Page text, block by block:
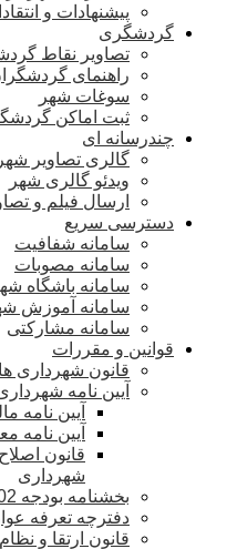
پیشنهادات و
گردشگری
تصاویر نقاط
راهنمای
سوغات شهر
ثبت اماکن
چندرسانه ای
گالری تصاویر شهر
ویدئو گالری شهر
ارسال فیلم و
دسترسی سریع
سامانه شفافیت
سامانه مصوبات
سامانه باشگاه
سامانه آموزش
سامانه مشارکتی
قوانین و مقررات
قانون شهرداری ها
آیین نامه
آیین نامه
آیین نامه
قانون
شهرداری
بخشنامه بودجه 1402 شهرداری ها
دفترچه تعرفه
قانون ارتقا و